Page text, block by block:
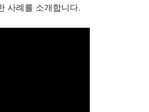
사례를 소개합니다.